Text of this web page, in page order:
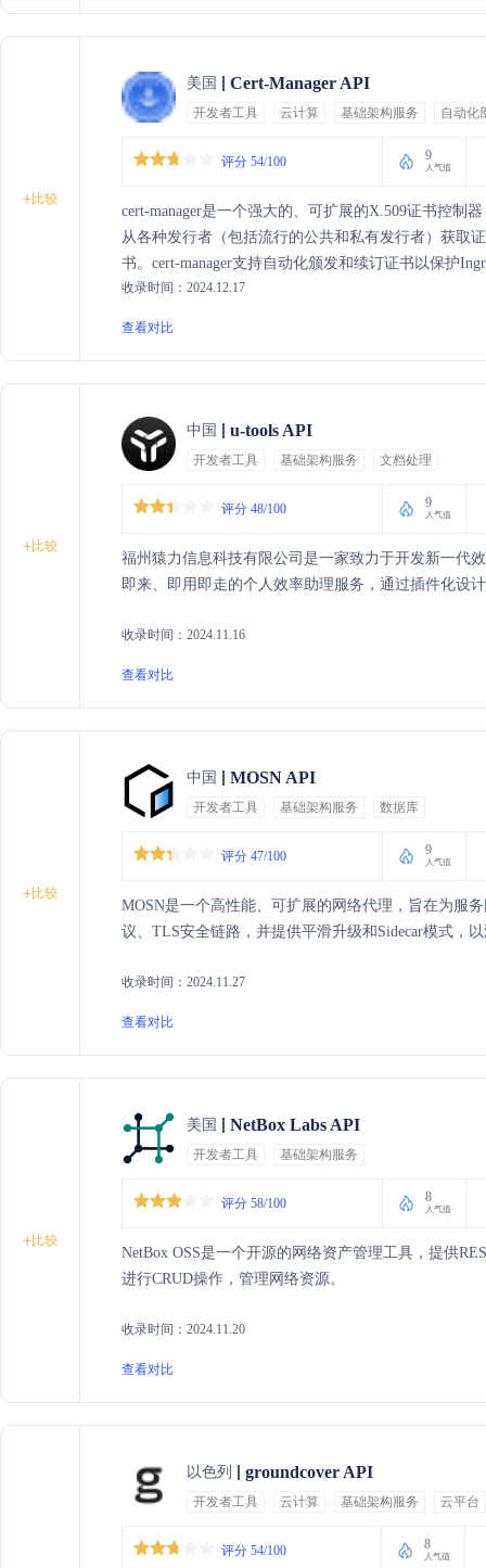
+比较
美国 Cert-Manager API
开发者工具 云计算 基础架构服务 自动化
评分 54/100 9
人气值
cert-manager是一个强大的、可扩展的X.509证书控制
从各种发行者（包括流行的公共和私有发行者）获取
书。cert-manager支持自动化颁发和续订证书以保护
构的发行者，并支持使用私有PKI发行者实现pod间通
收录时间：2024.12.17
查看对比
+比较
中国 u-tools API
开发者工具 基础架构服务 文档处理
评分 48/100 9
人气值
福州猿力信息科技有限公司是一家致力于开发新一代
即来、即用即走的个人效率助理服务，通过插件化设
收录时间：2024.11.16
查看对比
+比较
中国 MOSN API
开发者工具 基础架构服务 数据库
评分 47/100 9
人气值
MOSN是一个高性能、可扩展的网络代理，旨在为服
议、TLS安全链路，并提供平滑升级和Sidecar模式，
收录时间：2024.11.27
查看对比
+比较
美国 NetBox Labs API
开发者工具 基础架构服务
评分 58/100 8
人气值
NetBox OSS是一个开源的网络资产管理工具，提供
进行CRUD操作，管理网络资源。
收录时间：2024.11.20
查看对比
以色列 groundcover API
开发者工具 云计算 基础架构服务 云平台
评分 54/100 8
人气值